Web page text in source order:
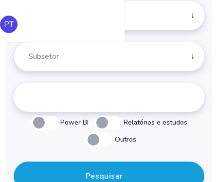
PT
Power BI
Relatórios e estudos
Outros
Pesquisar